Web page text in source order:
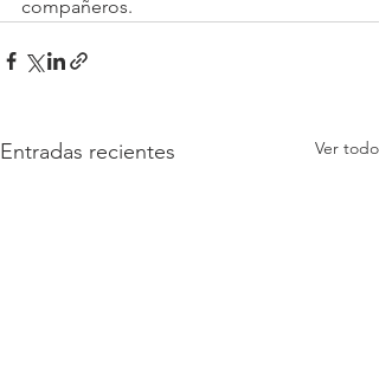
compañeros.
Entradas recientes Ver todo